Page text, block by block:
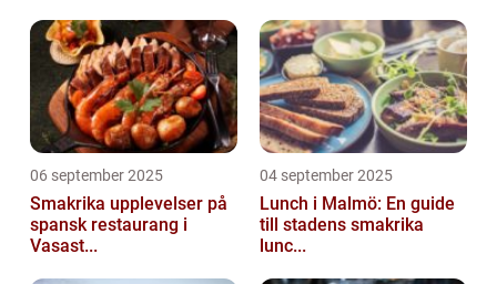
06 september 2025
Smakrika upplevelser på
spansk restaurang i
Vasast...
04 september 2025
Lunch i Malmö: En guide
till stadens smakrika
lunc...